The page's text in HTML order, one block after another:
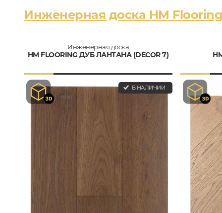
Инженерная доска HM Flooring
Инженерная доска
HM FLOORING ДУБ ЛАНТАНА (DECOR 7)
В НАЛИЧИИ